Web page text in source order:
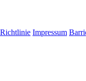
Impressum